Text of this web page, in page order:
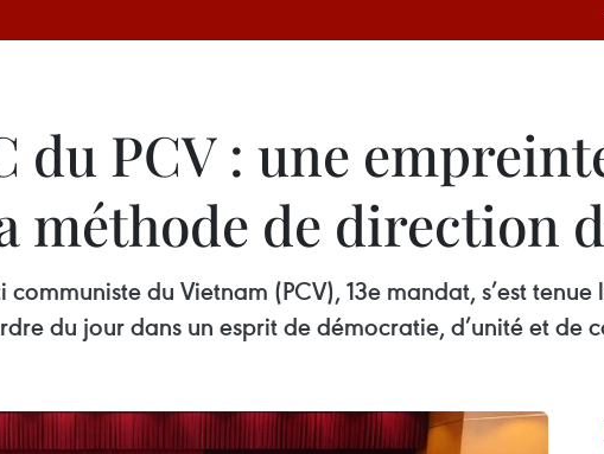
du PCV : une
méthode de direction
du Vietnam (PCV), 13e mandat, s’est
du jour dans un esprit de démocratie, d’unité et de